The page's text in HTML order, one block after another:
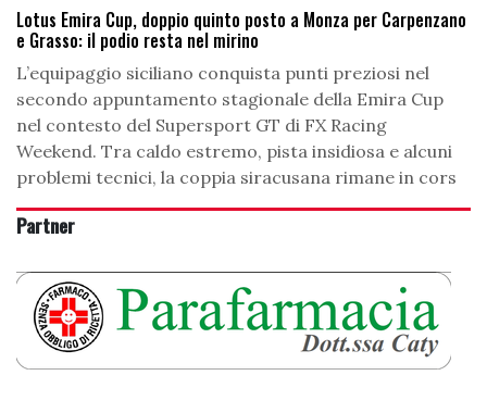
Lotus Emira Cup, doppio quinto posto a Monza per Carpenzano
e Grasso: il podio resta nel mirino
L’equipaggio siciliano conquista punti preziosi nel
secondo appuntamento stagionale della Emira Cup
nel contesto del Supersport GT di FX Racing
Weekend. Tra caldo estremo, pista insidiosa e alcuni
problemi tecnici, la coppia siracusana rimane in cors
Partner